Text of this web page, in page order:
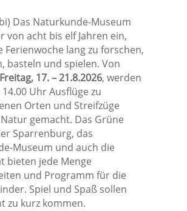
Das Naturkunde-Museum
von acht bis elf Jahren ein,
Ferienwoche lang zu forschen,
basteln und spielen. Von
17. – 21.8.2026, werden
Uhr Ausflüge zu
Orten und Streifzüge
gemacht. Das Grüne
Sparrenburg, das
Museum und auch die
bieten jede Menge
und Programm für die
Spiel und Spaß sollen
zu kurz kommen.